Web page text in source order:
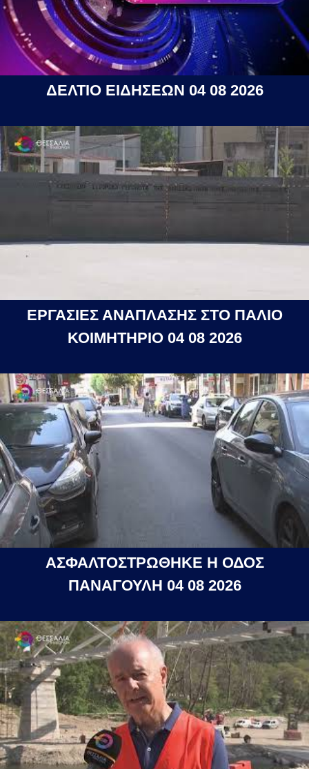
ΔΕΛΤΙΟ ΕΙΔΗΣΕΩΝ 04 08 2026
ΕΡΓΑΣΙΕΣ ΑΝΑΠΛΑΣΗΣ ΣΤΟ ΠΑΛΙΟ
ΚΟΙΜΗΤΗΡΙΟ 04 08 2026
ΑΣΦΑΛΤΟΣΤΡΩΘΗΚΕ Η ΟΔΟΣ
ΠΑΝΑΓΟΥΛΗ 04 08 2026